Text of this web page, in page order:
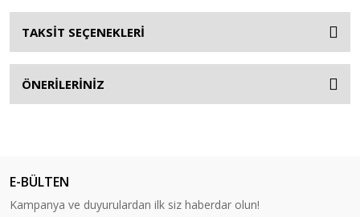
TAKSİT SEÇENEKLERİ
ÖNERİLERİNİZ
E-BÜLTEN
Kampanya ve duyurulardan ilk siz haberdar olun!